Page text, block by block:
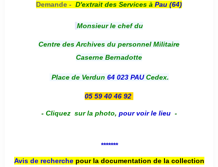
Demande - D'extrait des Services à Pau (64)
Monsieur le chef du
Centre des Archives du personnel Militaire
Caserne Bernadotte
Place de Verdun 64 023 PAUCedex.
05 59 40 46 92
- Cliquez sur la photo, pour voir le lieu -
*******
Avis de recherche pour la documentation de la collection